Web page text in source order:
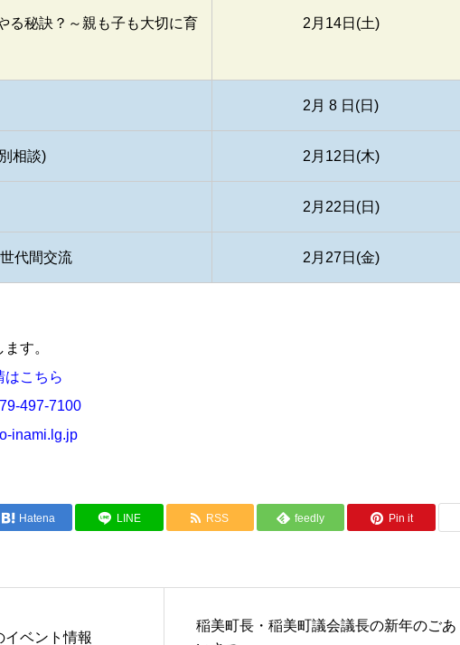
る秘訣？～親も子も大切に育 2月14日(土)
2月 8 日(日)
相談) 2月12日(木)
2月22日(日)
代間交流 2月27日(金)
す。
はこちら
497-7100
inami.lg.jp
Hatena LINE RSS feedly Pin it
ベント情報
稲美町長・稲美町議会議長の新年のごあ